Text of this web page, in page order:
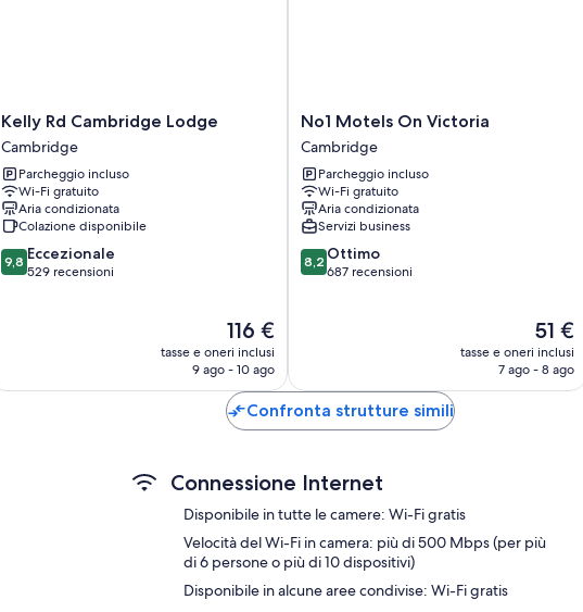
Kelly
Rd
Cambridge
Lodge
Cambridge
Kelly Rd Cambridge Lodge
Cambridge
Parcheggio incluso
Wi-Fi gratuito
Aria condizionata
Colazione disponibile
9.8
su
9,8 Eccezionale
529 recensioni
Il
prezzo
attuale
116 €
116 €
tasse e oneri inclusi
9 ago - 10 ago
No1
Motels
On
Victoria
Cambridge
No1 Motels On Victoria
Cambridge
Parcheggio incluso
Wi-Fi gratuito
Aria condizionata
Servizi business
8.2
su
8,2 Ottimo
687 recensioni
Il
prezzo
attuale
51 €
tasse e oneri inclusi
7 ago - 8 ago
Confronta strutture simili
Connessione Internet
Disponibile in tutte le camere: Wi-Fi gratis
Velocità del Wi-Fi in camera: più di 500 Mbps (per più
di 6 persone o più di 10 dispositivi)
Disponibile in alcune aree condivise: Wi-Fi gratis